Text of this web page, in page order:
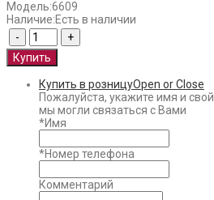
Модель:6609
Наличие:Есть в наличии
Купить в розницуOpen or Close
Пожалуйста, укажите имя и
мы могли связаться с Вами
*Имя
*Номер телефона
Комментарий